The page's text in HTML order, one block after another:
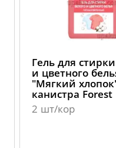
Гель для
и цветного
"Мягкий
канистра Forest
2 шт/кор